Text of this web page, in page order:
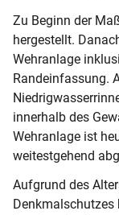
Zu Beginn der
hergestellt.
Wehranlage
Randeinfassung.
innerhalb des
Wehranlage ist
weitestgehend
Aufgrund des
Denkmalschutzes